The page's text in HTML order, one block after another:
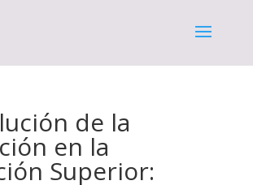
de la
en la
Superior: